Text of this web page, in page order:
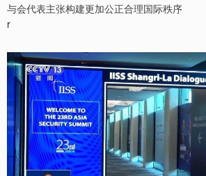
与会代表主张构建更加公正合理国际秩序
r